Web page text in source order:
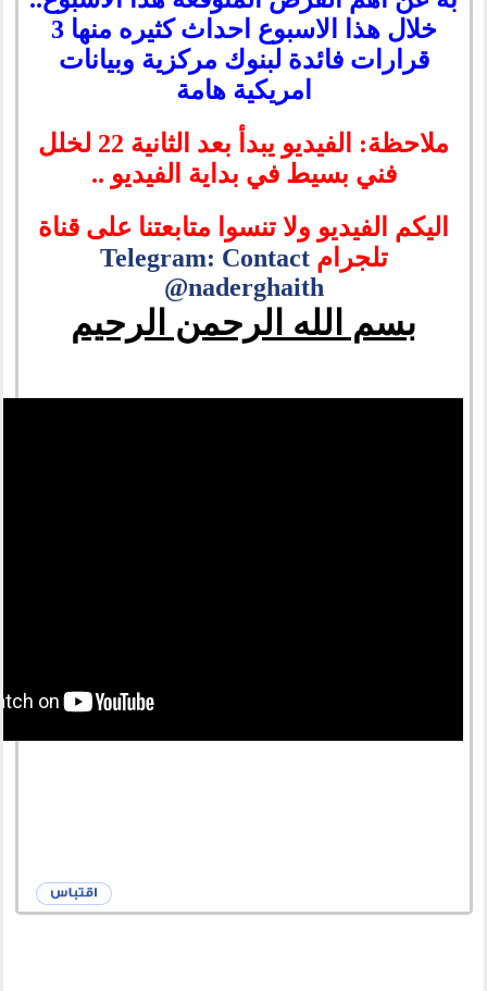
خلال هذا الاسبوع احداث كثيره منها 3
قرارات فائدة لبنوك مركزية وبيانات
امريكية هامة
ملاحظة: الفيديو يبدأ بعد الثانية 22 لخلل
فني بسيط في بداية الفيديو ..
اليكم الفيديو ولا تنسوا متابعتنا على قناة
تلجرامTelegram: Contact
@naderghaith
بسم الله الرحمن الرحيم